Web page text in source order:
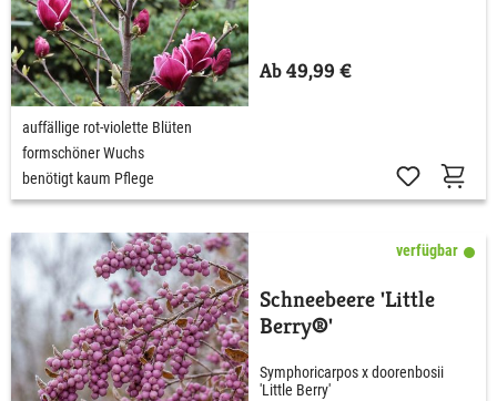
Ab 49,99 €
auffällige rot-violette Blüten
formschöner Wuchs
benötigt kaum Pflege
verfügbar
Schneebeere 'Little
Berry®'
Symphoricarpos x doorenbosii
'Little Berry'